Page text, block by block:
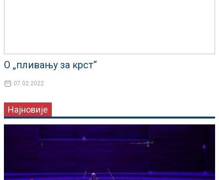
О „пливању за крст“
07.02.2022
Најновије